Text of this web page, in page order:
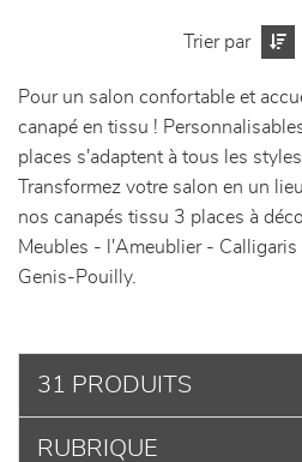
décoration
Trier par
Pour un salon confortable et
canapé en tissu !
places s'adaptent à tous les
Transformez votre salon en un
nos canapés tissu 3 places à
Meubles - l'Ameublier -
Genis-Pouilly.
31 PRODUITS
RUBRIQUE